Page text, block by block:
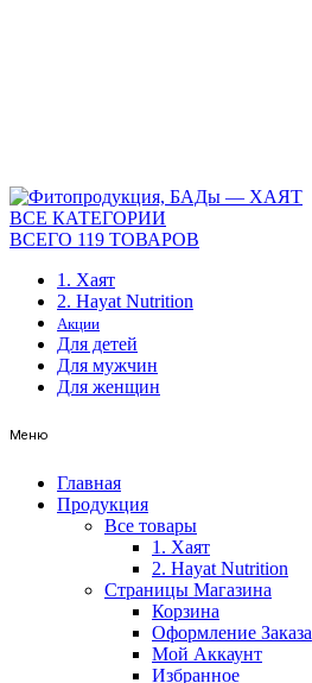
ВСЕ КАТЕГОРИИ
ВСЕГО 119 ТОВАРОВ
1. Хаят
2. Hayat Nutrition
Акции
Для детей
Для мужчин
Для женщин
Меню
Главная
Продукция
Все товары
1. Хаят
2. Hayat Nutrition
Страницы Магазина
Корзина
Оформление Заказа
Мой Аккаунт
Избранное